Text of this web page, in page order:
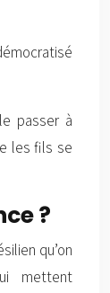
passer à
les fils se
?
qu’on
mettent